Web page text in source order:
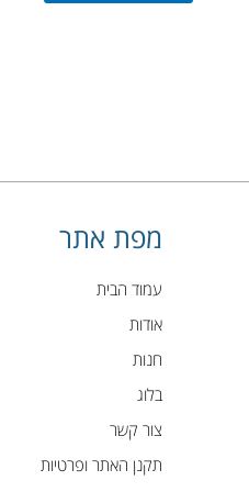
מפת אתר
עמוד הבית
אודות
חנות
בלוג
צור קשר
תקנן האתר ופרטיות